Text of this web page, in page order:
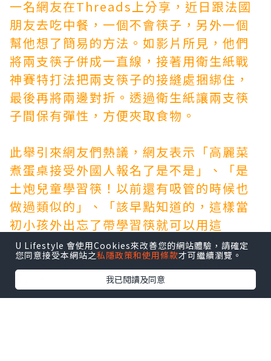
一名網友在Threads上分享，近日跟法國
朋友去吃中餐，一個不會筷子，另外一個
幫他想了簡易的方法。如影片所見，他們
將兩支筷子併成一直線，接著用衛生紙戰
神賽特打法把兩支筷子的接縫處捆綁住，
最後再將兩邊對折。透過衛生紙讓兩支筷
子間保有彈性，方便夾取食物。
此舉引來網友們熱議，網友表示「高麗菜
煮蛋桌接受外國人報名了是不是」、「是
土炮兒童學習筷！以前還有吸管的時候也
做過類似的」、「該早點知道的，這樣當
初小孩外出忘了帶學習筷就可以用這
招」。另外也有眼尖網友發現超台動作
「即使是筷子變的，仍然要夾空氣兩
U Lifestyle 會使用Cookies來改善您的網站體驗，請確定
您同意接受本網站之私隱政策和使用條款才可繼續瀏覽。
我已閱讀及同意